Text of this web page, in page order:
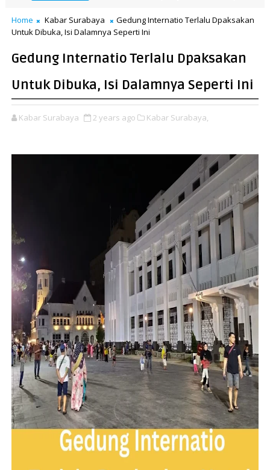
Home Kabar Surabaya
Gedung Internatio Terlalu Dpaksakan
Untuk Dibuka, Isi Dalamnya Seperti Ini
Gedung Internatio Terlalu Dpaksakan
Untuk Dibuka, Isi Dalamnya Seperti Ini
Kabar Surabaya 2 years ago Kabar Surabaya,